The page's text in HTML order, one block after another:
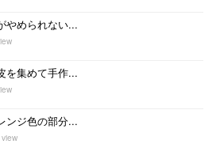
やめられない...
を集めて手作...
ンジ色の部分...
view